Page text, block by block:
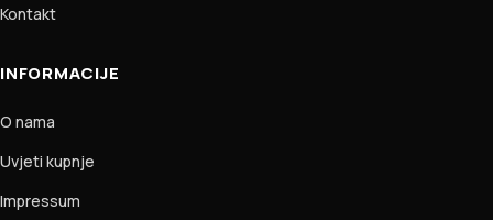
Kontakt
INFORMACIJE
O nama
Uvjeti kupnje
Impressum